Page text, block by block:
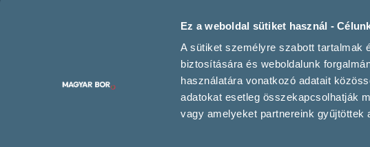
Ez a weboldal sütiket használ -
A sütiket személyre szabott tartalmak
biztosítására és weboldalunk
használatára vonatkozó adatait
adatokat esetleg összekapcsolhatják
vagy amelyeket partnereink
Follow us on our social